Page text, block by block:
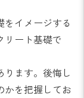
イメージする
リート基礎で
ります。後悔し
かを把握してお